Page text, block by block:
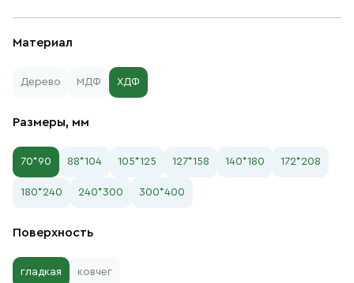
Материал
Дерево МДФ ХДФ
Размеры, мм
70*90 88*104 105*125 127*158 140*180 172*208
180*240 240*300 300*400
Поверхность
гладкая ковчег